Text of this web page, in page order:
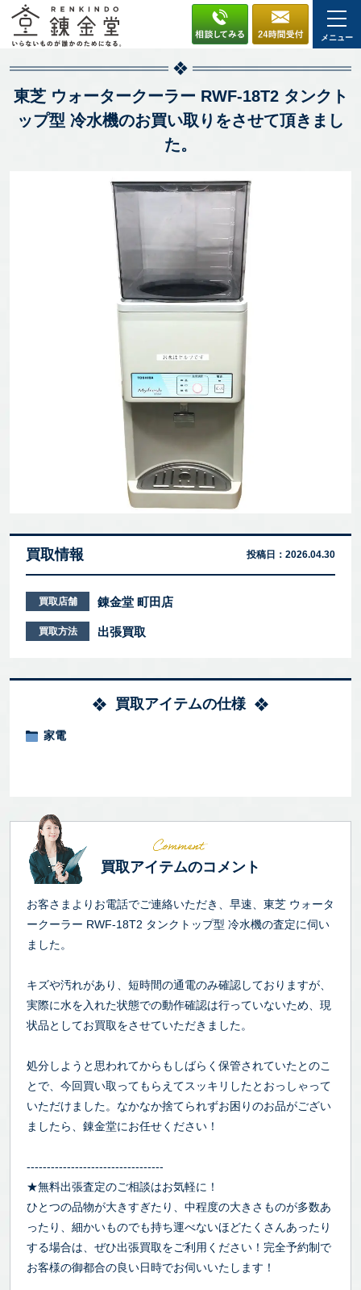
メニュー
東芝 ウォータークーラー RWF-18T2 タンクト
ップ型 冷水機のお買い取りをさせて頂きまし
た。
買取情報 投稿日： 2026.04.30
買取店舗 錬金堂 町田店
買取方法 出張買取
買取アイテムの仕様
家電
買取アイテムのコメント
お客さまよりお電話でご連絡いただき、早速、東芝 ウォータ
ークーラー RWF-18T2 タンクトップ型 冷水機の査定に伺い
ました。
キズや汚れがあり、短時間の通電のみ確認しておりますが、
実際に水を入れた状態での動作確認は行っていないため、現
状品としてお買取をさせていただきました。
処分しようと思われてからもしばらく保管されていたとのこ
とで、今回買い取ってもらえてスッキリしたとおっしゃって
いただけました。なかなか捨てられずお困りのお品がござい
ましたら、錬金堂にお任せください！
----------------------------------
★無料出張査定のご相談はお気軽に！
ひとつの品物が大きすぎたり、中程度の大きさものが多数あ
ったり、細かいものでも持ち運べないほどたくさんあったり
する場合は、ぜひ出張買取をご利用ください！完全予約制で
お客様の御都合の良い日時でお伺いいたします！